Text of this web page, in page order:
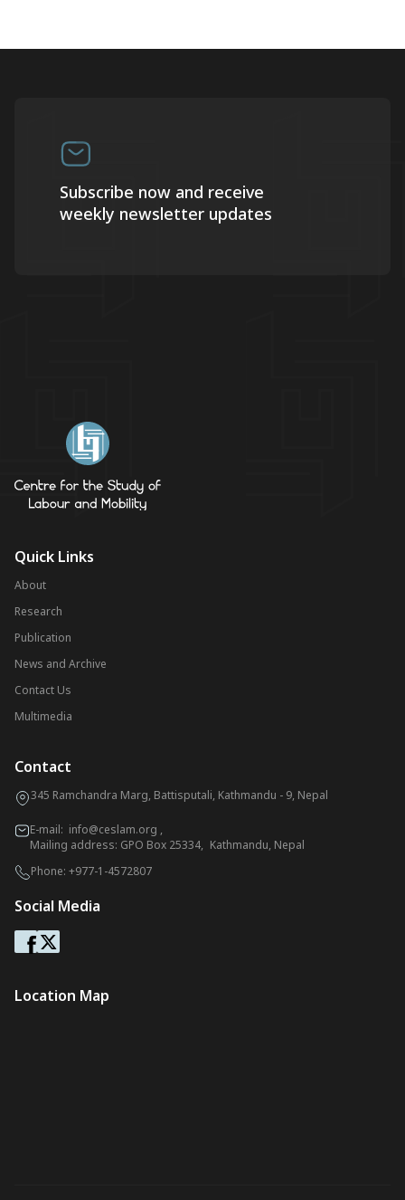
Subscribe now and receive
weekly newsletter updates
Quick Links
About
Research
Publication
News and Archive
Contact Us
Multimedia
Contact
345 Ramchandra Marg, Battisputali, Kathmandu - 9, Nepal
E-mail: info@ceslam.org ,
Mailing address: GPO Box 25334, Kathmandu, Nepal
Phone: +977-1-4572807
Social Media
Location Map